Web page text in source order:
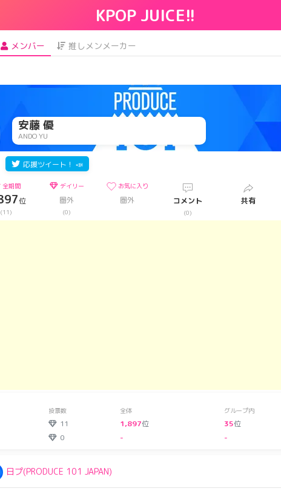
KPOP JUICE!!
メンバー
推しメンメーカー
安藤 優
ANDO YU
応援ツイート！ 📣
全期間
位
(11)
デイリー
圏外
(0)
お気に入り
圏外 コメント
(0)
共有
投票数 全体 グループ内
11 1,897位 35位
0 - -
日プ(PRODUCE 101 JAPAN)